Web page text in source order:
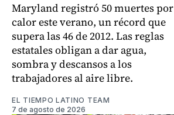
Maryland registró 50 muertes por
calor este verano, un récord que
supera las 46 de 2012. Las reglas
estatales obligan a dar agua,
sombra y descansos a los
trabajadores al aire libre.
EL TIEMPO LATINO TEAM
7 de agosto de 2026